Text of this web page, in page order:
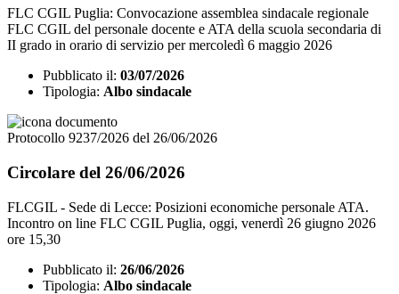
FLC CGIL Puglia: Convocazione assemblea sindacale regionale
FLC CGIL del personale docente e ATA della scuola secondaria di
II grado in orario di servizio per mercoledì 6 maggio 2026
Pubblicato il: 03/07/2026
Tipologia: Albo sindacale
Protocollo 9237/2026 del 26/06/2026
Circolare del 26/06/2026
FLCGIL - Sede di Lecce: Posizioni economiche personale ATA.
Incontro on line FLC CGIL Puglia, oggi, venerdì 26 giugno 2026
ore 15,30
Pubblicato il: 26/06/2026
Tipologia: Albo sindacale